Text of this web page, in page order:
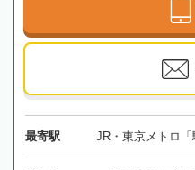
最寄駅 JR・東京メトロ